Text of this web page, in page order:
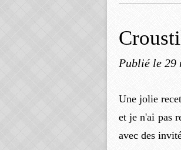
Publié le 29
Une jolie
et je n'ai pas
avec des